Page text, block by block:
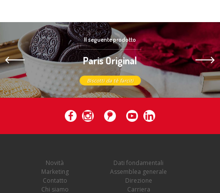
Il seguente prodotto
Paris Original
Biscotti da tè farciti
Novità
Marketing
Contatto
Chi siamo
Dati fondamentali
Assemblea generale
Direzione
Carriera